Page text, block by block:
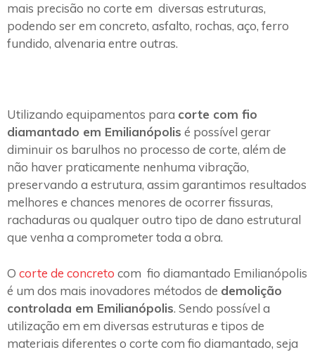
mais precisão no corte em diversas estruturas,
podendo ser em concreto, asfalto, rochas, aço, ferro
fundido, alvenaria entre outras.
Utilizando equipamentos para corte com fio
diamantado em Emilianópolis é possível gerar
diminuir os barulhos no processo de corte, além de
não haver praticamente nenhuma vibração,
preservando a estrutura, assim garantimos resultados
melhores e chances menores de ocorrer fissuras,
rachaduras ou qualquer outro tipo de dano estrutural
que venha a comprometer toda a obra.
O corte de concreto com fio diamantado Emilianópolis
é um dos mais inovadores métodos de demolição
controlada em Emilianópolis. Sendo possível a
utilização em em diversas estruturas e tipos de
materiais diferentes o corte com fio diamantado, seja